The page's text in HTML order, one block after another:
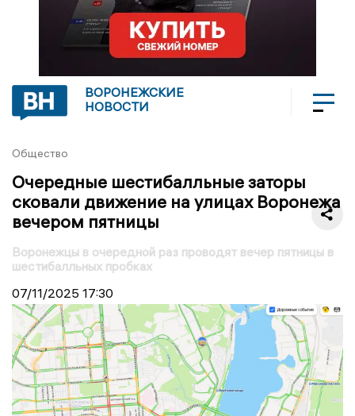
ВОРОНЕЖСКИЕ
НОВОСТИ
Общество
Очередные шестибалльные заторы
сковали движение на улицах Воронежа
вечером пятницы
Воронежцы в очередной раз проводят вечер пятницы в
шестибалльных пробках
07/11/2025 17:30